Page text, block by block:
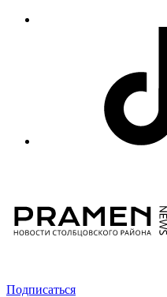
Подписаться